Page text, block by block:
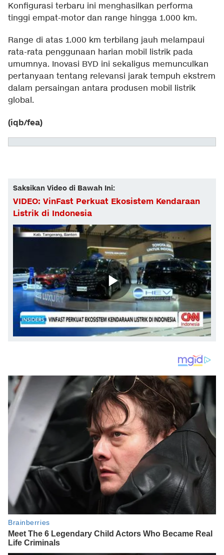
Konfigurasi terbaru ini menghasilkan performa
tinggi empat-motor dan range hingga 1.000 km.
Range di atas 1.000 km terbilang jauh melampaui
rata-rata penggunaan harian mobil listrik pada
umumnya. Inovasi BYD ini sekaligus memunculkan
pertanyaan tentang relevansi jarak tempuh ekstrem
dalam persaingan antara produsen mobil listrik
global.
(iqb/fea)
Saksikan Video di Bawah Ini:
VIDEO: VinFast Perkuat Ekosistem Kendaraan
Listrik di Indonesia